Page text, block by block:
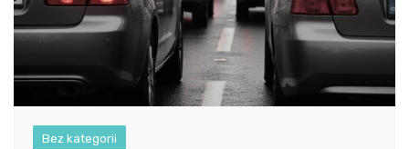
Bez kategorii